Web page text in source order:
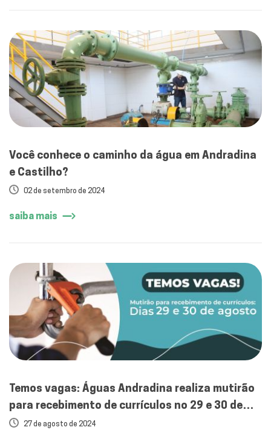
Você conhece o caminho da água em Andradina
e Castilho?
02 de setembro de 2024
saiba mais
Temos vagas: Águas Andradina realiza mutirão
para recebimento de currículos no 29 e 30 de
agosto
27 de agosto de 2024